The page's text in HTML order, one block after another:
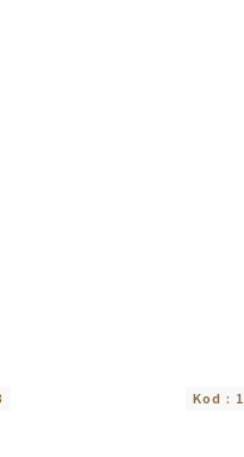
Kod :